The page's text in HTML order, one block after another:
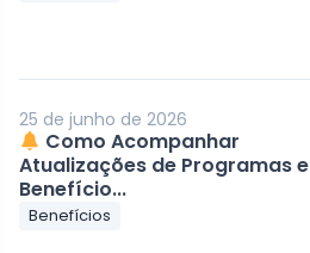
25 de junho de 2026
Como Acompanhar
Atualizações de Programas e
Benefício...
Benefícios